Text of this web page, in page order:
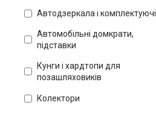
Автодзеркала і комплектуючі
Автомобільні домкрати,
підставки
Кунги і хардтопи для
позашляховиків
Колектори